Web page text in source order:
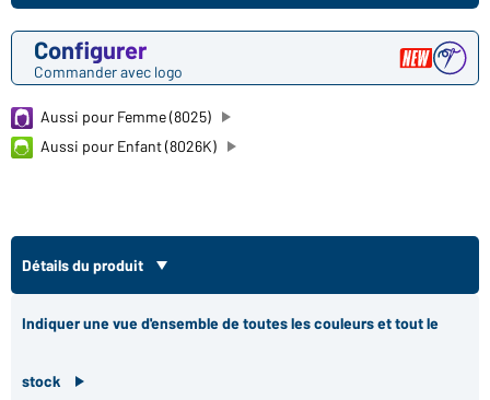
Configurer
Commander avec logo
Aussi pour Femme (8025)
Aussi pour Enfant (8026K)
Détails du produit
Indiquer une vue d'ensemble de toutes les couleurs et tout le
stock